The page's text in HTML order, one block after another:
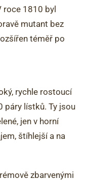
roce 1810 byl
mutant bez
téměř po
rychle rostoucí
páry lístků. Ty jsou
jen v horní
štíhlejší a na
zbarvenými